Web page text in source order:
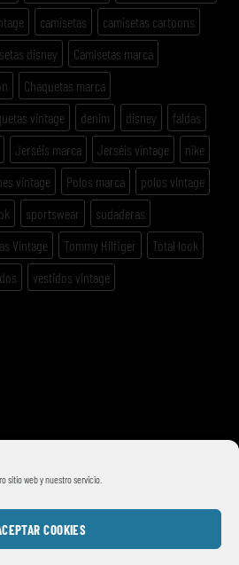
sitio web y nuestro servicio.
COOKIES
camisetas
camisetas cartoons
disney
Camisetas marca
Chaquetas marca
vintage denim disney
faldas
Jerséis marca Jerséis vintage
nike
vintage Polos marca
polos vintage
sportswear
sudaderas
Vintage Tommy Hilfiger
Total look
vestidos vintage